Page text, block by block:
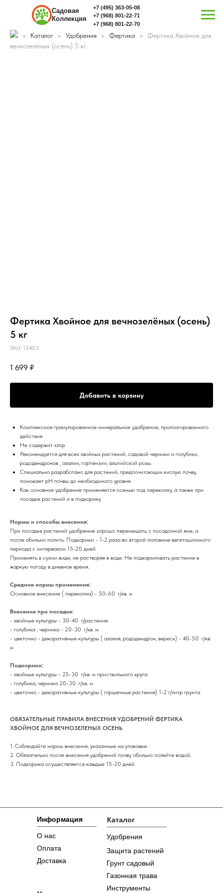
+7 (495) 363-05-08
+7 (968) 801-22-71
Садовая
Коллекция
+7 (968) 801-22-70
Каталог Удобрения Фертика
Фертика Хвойное для
вечнозелёных (осень) 5 кг
Фертика Хвойное для вечнозелёных (осень)
5 кг
SKU: 15403
1 699 ₽
Добавить в корзину
Комплексное гранулированное минеральное удобрение, пролонгированного
действия
Не содержит хлор
Рекомендуется для всех хвойных растений, садовой черники и голубики,
рододендронов , азалии, гортензии, альпийской розы.
Специально разработано для растений, предпочитающих кислую почву,
понижает рН почвы до необходимого уровня.
Как основное удобрение применяется осенью под перекопку, а также при
посадке растений и в подкормку.
Нормы и способы внесения:
При посадке растений удобрение хорошо перемешать с посадочной яме, а
после обильно полить. Подкормки - 1-2 раза во второй половине вегетационного
периода с интервалом 15-20 дней.
Применять в сухом виде, не растворяя в воде. Не подкармливать растение в
жаркую погоду в дневное время.
Средние нормы применения:
Основное внесение ( перекопка) - 50-60 г/кв. м
Внесение при посадке:
- хвойные культуры - 30-40 г/растение
- голубика , черника - 20-30 г/кв. м
- цветочно - декоративные культуры ( азалия, рододендрон, вереск) - 40-50 г/кв.
м
Подкормки:
- хвойные культуры - 25-30 г/кв. м приствольного круга
- голубика, черника 20-30 г/кв. м
- цветочно - декоративные культуры ( горшечные растения) 1-2 г/литр грунта
ОБЯЗАТЕЛЬНЫЕ ПРАВИЛА ВНЕСЕНИЯ УДОБРЕНИЙ ФЕРТИКА
ХВОЙНОЕ ДЛЯ ВЕЧНОЗЕЛЕНЫХ ОСЕНЬ
1. Соблюдайте нормы внесения, указанные на упаковке.
2. Обязательно после внесения удобрений почву обильно полейте водой.
3. Подкормка осуществляется каждые 15-20 дней.
Информация Каталог
О нас
Оплата
Доставка
Удобрения
Защита растений
Грунт садовый
Газонная трава
Инструменты